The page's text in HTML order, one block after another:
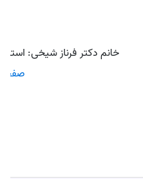
خانم دکتر فرناز شیخی:
صفحه